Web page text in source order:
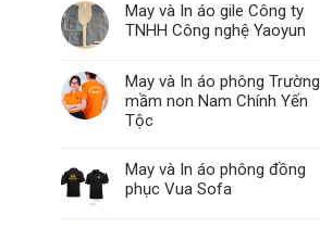
May và In áo gile Công ty
TNHH Công nghệ Yaoyun
May và In áo phông Trường
mầm non Nam Chính Yến
Tộc
May và In áo phông đồng
phục Vua Sofa